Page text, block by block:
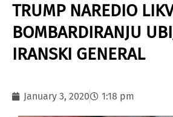
TRUMP NAREDIO
BOMBARDIRANJU
IRANSKI GENERAL
January 3, 2020 1:18 pm